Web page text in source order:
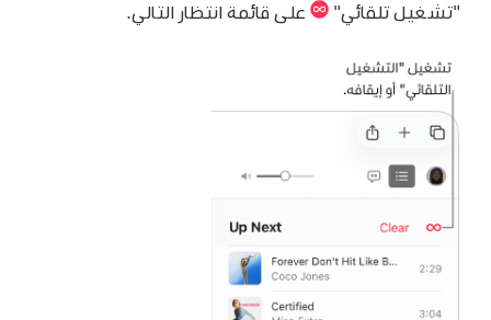
"تشغيل تلقائي"
على قائمة انتظار التالي.